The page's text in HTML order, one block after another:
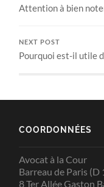
Attention à bien
NEXT POST
Pourquoi est-il utile
COORDONNÉES
Avocat à la Cour
Barreau de Paris (D
8 Ter Allée Gaston